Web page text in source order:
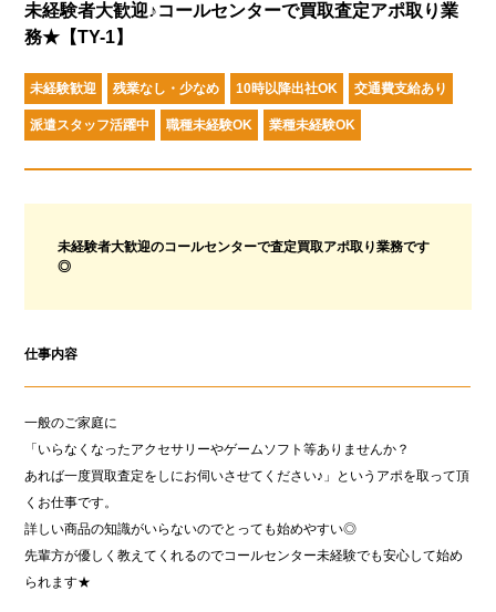
未経験者大歓迎♪コールセンターで買取査定アポ取り業
務★【TY-1】
未経験歓迎 残業なし・少なめ 10時以降出社OK 交通費支給あり
派遣スタッフ活躍中 職種未経験OK 業種未経験OK
未経験者大歓迎のコールセンターで査定買取アポ取り業務です
◎
仕事内容
一般のご家庭に
「いらなくなったアクセサリーやゲームソフト等ありませんか？
あれば一度買取査定をしにお伺いさせてください♪」というアポを取って頂
くお仕事です。
詳しい商品の知識がいらないのでとっても始めやすい◎
先輩方が優しく教えてくれるのでコールセンター未経験でも安心して始め
られます★